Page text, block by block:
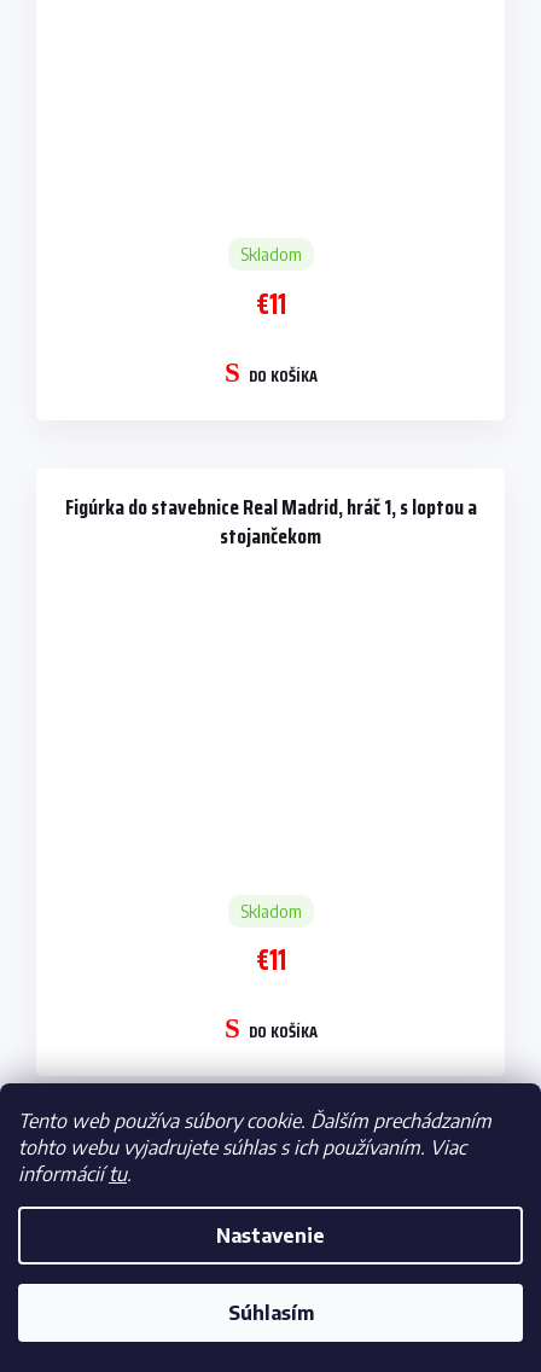
Tento web používa súbory cookie. Ďalším prechádzaním
tohto webu vyjadrujete súhlas s ich používaním. Viac
informáciítu.
Nastavenie
Súhlasím
Skladom
€11
DO KOŠÍKA
Figúrka do stavebnice Real Madrid, hráč 1, s loptou a
stojančekom
Skladom
€11
DO KOŠÍKA
Stavebnica Real Madrid, klubový autobus, 488